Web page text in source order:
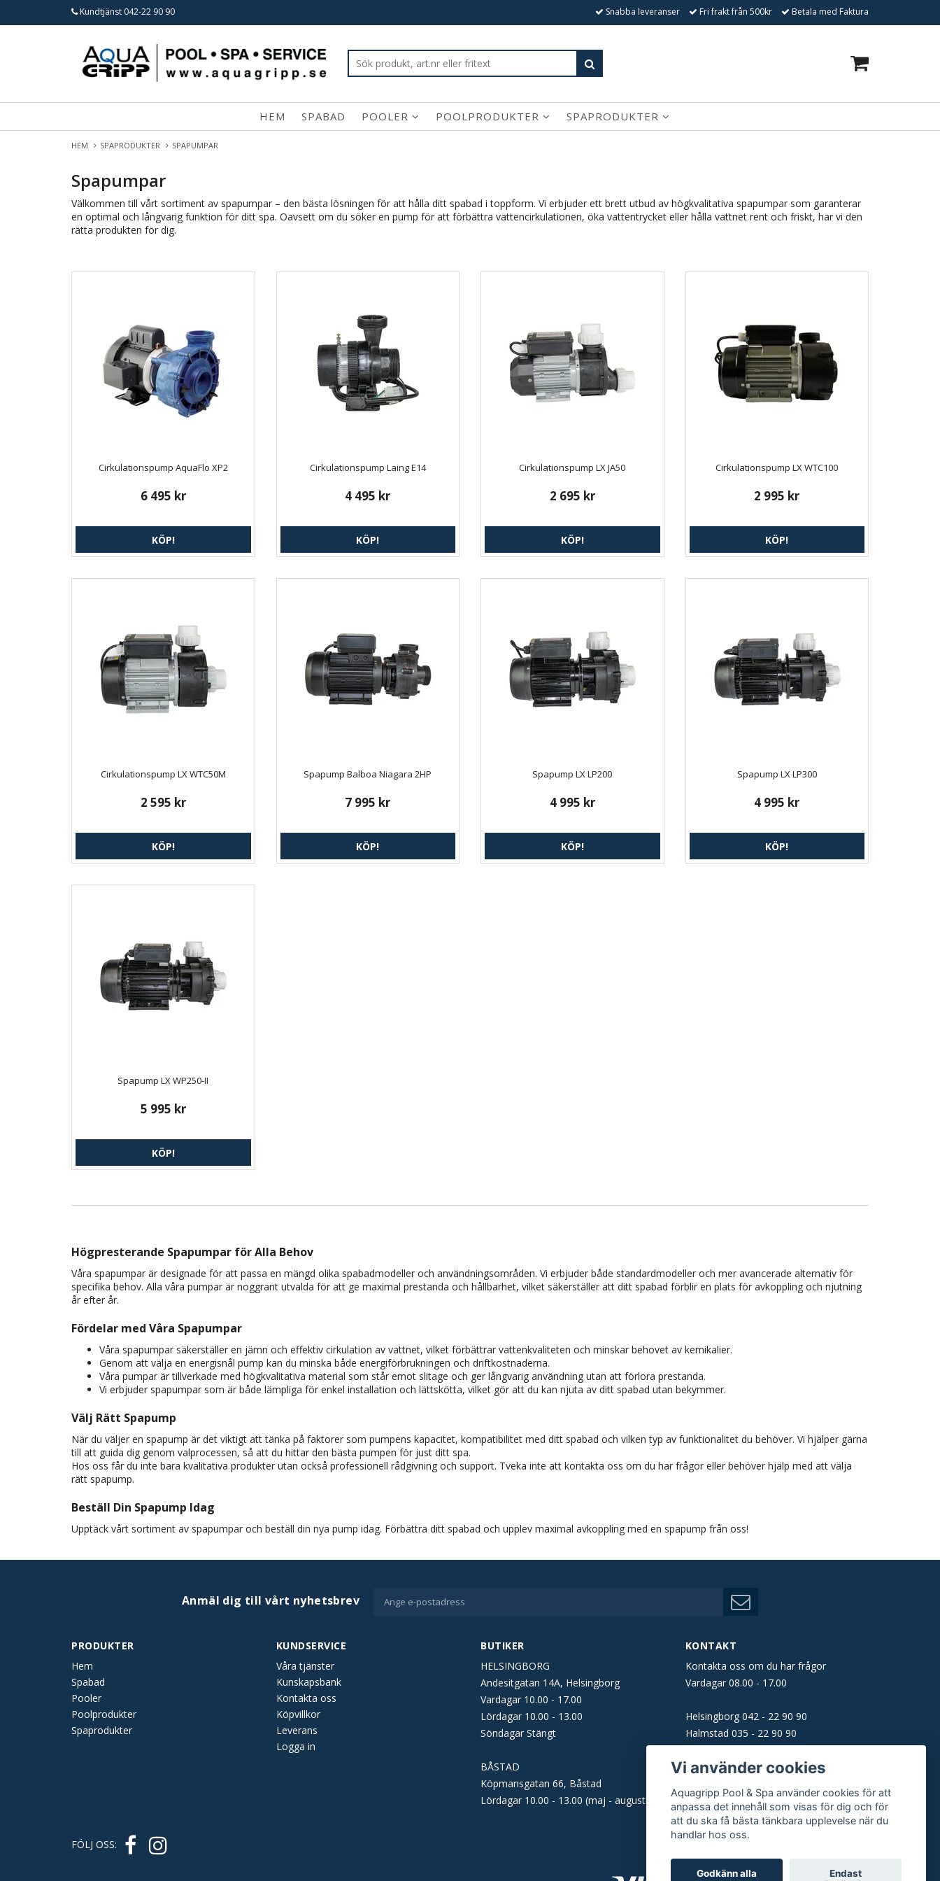
Kundtjänst 042-22 90 90 Snabba leveranser Fri frakt från 500kr Betala med Faktura
0
HEM SPABAD POOLER POOLPRODUKTER SPAPRODUKTER
HEM SPAPRODUKTER SPAPUMPAR
Spapumpar
Välkommen till vårt sortiment av spapumpar – den bästa lösningen för att hålla ditt spabad i toppform. Vi erbjuder ett brett utbud av högkvalitativa spapumpar som garanterar
en optimal och långvarig funktion för ditt spa. Oavsett om du söker en pump för att förbättra vattencirkulationen, öka vattentrycket eller hålla vattnet rent och friskt, har vi den
rätta produkten för dig.
Cirkulationspump AquaFlo XP2
6 495 kr
KÖP!
Cirkulationspump Laing E14
4 495 kr
KÖP!
Cirkulationspump LX JA50
2 695 kr
KÖP!
Cirkulationspump LX WTC100
2 995 kr
KÖP!
Cirkulationspump LX WTC50M
2 595 kr
KÖP!
Spapump Balboa Niagara 2HP
7 995 kr
KÖP!
Spapump LX LP200
4 995 kr
KÖP!
Spapump LX LP300
4 995 kr
KÖP!
Spapump LX WP250-II
5 995 kr
KÖP!
Högpresterande Spapumpar för Alla Behov
Våra spapumpar är designade för att passa en mängd olika spabadmodeller och användningsområden. Vi erbjuder både standardmodeller och mer avancerade alternativ för
specifika behov. Alla våra pumpar är noggrant utvalda för att ge maximal prestanda och hållbarhet, vilket säkerställer att ditt spabad förblir en plats för avkoppling och njutning
år efter år.
Fördelar med Våra Spapumpar
Våra spapumpar säkerställer en jämn och effektiv cirkulation av vattnet, vilket förbättrar vattenkvaliteten och minskar behovet av kemikalier.
Genom att välja en energisnål pump kan du minska både energiförbrukningen och driftkostnaderna.
Våra pumpar är tillverkade med högkvalitativa material som står emot slitage och ger långvarig användning utan att förlora prestanda.
Vi erbjuder spapumpar som är både lämpliga för enkel installation och lättskötta, vilket gör att du kan njuta av ditt spabad utan bekymmer.
Välj Rätt Spapump
När du väljer en spapump är det viktigt att tänka på faktorer som pumpens kapacitet, kompatibilitet med ditt spabad och vilken typ av funktionalitet du behöver. Vi hjälper gärna
till att guida dig genom valprocessen, så att du hittar den bästa pumpen för just ditt spa.
Hos oss får du inte bara kvalitativa produkter utan också professionell rådgivning och support. Tveka inte att kontakta oss om du har frågor eller behöver hjälp med att välja
rätt spapump.
Beställ Din Spapump Idag
Upptäck vårt sortiment av spapumpar och beställ din nya pump idag. Förbättra ditt spabad och upplev maximal avkoppling med en spapump från oss!
PRODUKTER
Hem
Spabad
Pooler
Poolprodukter
Spaprodukter
Anmäl dig till vårt nyhetsbrev
KUNDSERVICE
Våra tjänster
Kunskapsbank
Kontakta oss
Köpvillkor
Leverans
Logga in
BUTIKER
HELSINGBORG
Andesitgatan 14A, Helsingborg
Vardagar 10.00 - 17.00
Lördagar 10.00 - 13.00
Söndagar Stängt
BÅSTAD
Köpmansgatan 66, Båstad
Lördagar 10.00 - 13.00 (maj - augusti)
KONTAKT
Kontakta oss om du har frågor
Vardagar 08.00 - 17.00
Helsingborg 042 - 22 90 90
Halmstad 035 - 22 90 90
Båstad0431 - 160 61
Malmö040 - 22 90 90
E-post: info@aquagripp.se
FÖLJ OSS:
Vi använder cookies
Aquagripp Pool & Spa använder cookies för att
anpassa det innehåll som visas för dig och för
att du ska få bästa tänkbara upplevelse när du
handlar hos oss.
Godkänn alla
Endast